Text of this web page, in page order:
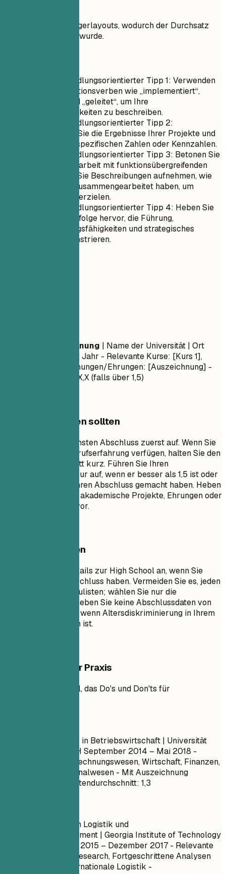
Optimierung des Lagerlayouts, wodurch der Durchsatz
um 40 % gesteigert wurde.
Konkreter handlungsorientierter Tipp 1: Verwenden
Sie präzise Aktionsverben wie „implementiert“,
„optimiert“ und „geleitet“, um Ihre
Verantwortlichkeiten zu beschreiben.
Konkreter handlungsorientierter Tipp 2:
Quantifizieren Sie die Ergebnisse Ihrer Projekte und
Initiativen mit spezifischen Zahlen oder Kennzahlen.
Konkreter handlungsorientierter Tipp 3: Betonen Sie
die Zusammenarbeit mit funktionsübergreifenden
Teams, indem Sie Beschreibungen aufnehmen, wie
Sie mit ihnen zusammengearbeitet haben, um
Ergebnisse zu erzielen.
Konkreter handlungsorientierter Tipp 4: Heben Sie
bedeutende Erfolge hervor, die Führung,
Problemlösungsfähigkeiten und strategisches
Denken demonstrieren.
Abschlussbezeichnung | Name der Universität | Ort
Monat Jahr – Monat Jahr - Relevante Kurse: [Kurs 1],
[Kurs 2] - Auszeichnungen/Ehrungen: [Auszeichnung] -
Notendurchschnitt: X,X (falls über 1,5)
Worauf Sie achten sollten
Listen Sie Ihren höchsten Abschluss zuerst auf. Wenn Sie
über signifikante Berufserfahrung verfügen, halten Sie den
Ausbildungsabschnitt kurz. Führen Sie Ihren
Notendurchschnitt nur auf, wenn er besser als 1,5 ist oder
wenn Sie kürzlich Ihren Abschluss gemacht haben. Heben
Sie relevante Kurse, akademische Projekte, Ehrungen oder
Führungsrollen hervor.
Besser vermeiden
Geben Sie keine Details zur High School an, wenn Sie
einen Hochschulabschluss haben. Vermeiden Sie es, jeden
einzelnen Kurs aufzulisten; wählen Sie nur die
relevantesten aus. Geben Sie keine Abschlussdaten von
vor Jahrzehnten an, wenn Altersdiskriminierung in Ihrem
Bereich ein Anliegen ist.
Beispiele aus der Praxis
Praktisches Beispiel, das Do's und Don'ts für
Bachelor of Science in Betriebswirtschaft | Universität
XYZ | Springfield, OH September 2014 – Mai 2018 -
Kurse: Marketing, Rechnungswesen, Wirtschaft, Finanzen,
Management, Personalwesen - Mit Auszeichnung
abgeschlossen - Notendurchschnitt: 1,3
Master of Science in Logistik und
Lieferkettenmanagement | Georgia Institute of Technology
August 2015 – Dezember 2017 - Relevante
Kurse: Operations Research, Fortgeschrittene Analysen
der Lieferkette, Internationale Logistik -